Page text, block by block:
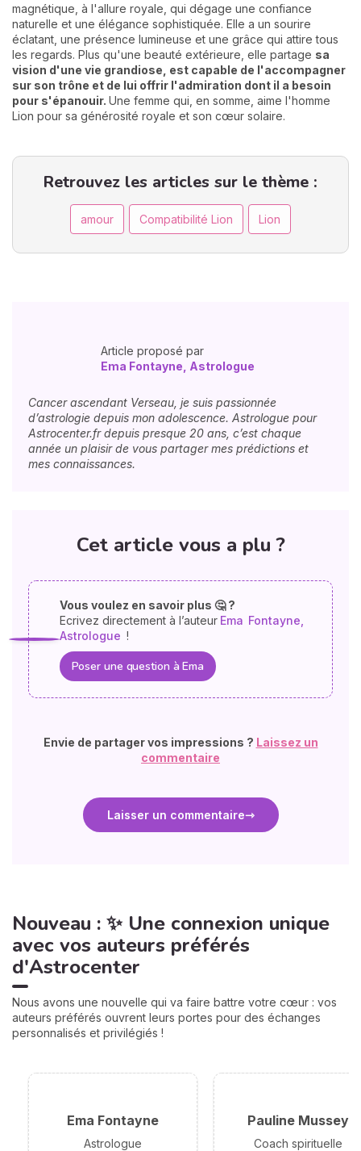
magnétique, à l'allure royale, qui dégage une confiance
naturelle et une élégance sophistiquée. Elle a un sourire
éclatant, une présence lumineuse et une grâce qui attire tous
les regards. Plus qu'une beauté extérieure, elle partage sa
vision d'une vie grandiose, est capable de l'accompagner
sur son trône et de lui offrir l'admiration dont il a besoin
pour s'épanouir. Une femme qui, en somme, aime l'homme
Lion pour sa générosité royale et son cœur solaire.
Retrouvez les articles sur le thème :
amour Compatibilité Lion Lion
Article proposé par
Ema Fontayne, Astrologue
Cancer ascendant Verseau, je suis passionnée
d’astrologie depuis mon adolescence. Astrologue pour
Astrocenter.fr depuis presque 20 ans, c’est chaque
année un plaisir de vous partager mes prédictions et
mes connaissances.
Cet article vous a plu ?
Vous voulez en savoir plus 🤔 ?
Ecrivez directement à l’auteur Ema Fontayne,
Astrologue !
Poser une question à Ema
Envie de partager vos impressions ? Laissez un
commentaire
Laisser un commentaire
Nouveau : ✨ Une connexion unique
avec vos auteurs préférés
d'Astrocenter
Nous avons une nouvelle qui va faire battre votre cœur : vos
auteurs préférés ouvrent leurs portes pour des échanges
personnalisés et privilégiés !
Ema Fontayne
Astrologue
Pauline Mussey
Coach spirituelle